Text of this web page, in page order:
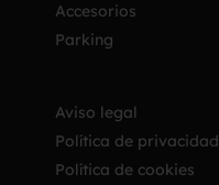
Accesorios
Parking
Aviso legal
Política de privacidad
Política de cookies